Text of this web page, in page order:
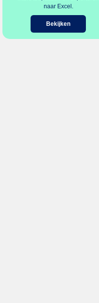
naar Excel.
Bekijken